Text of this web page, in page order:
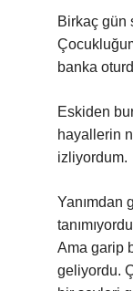
Birkaç gün
banka
Eskiden
hayallerin
izliyordum.
Yanımdan
Ama garip
geliyordu.